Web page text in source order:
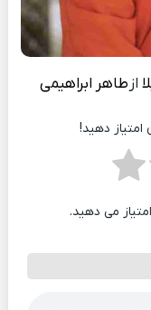
از طاهر ابراهیمی
دهید!
می دهید.